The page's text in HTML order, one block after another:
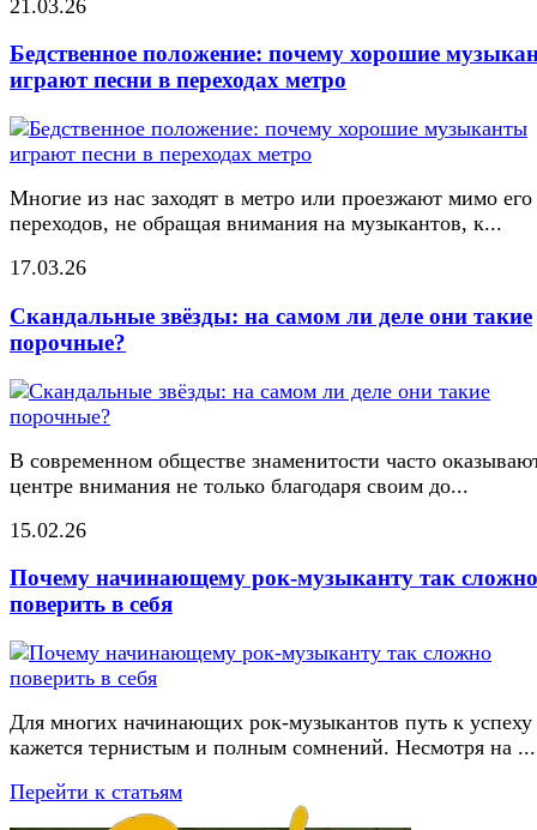
21.03.26
Бедственное положение: почему хорошие
играют песни в переходах метро
Многие из нас заходят в метро или проезжают мимо его
переходов, не обращая внимания на музыкантов, к...
17.03.26
Скандальные звёзды: на самом ли деле они такие
порочные?
В современном обществе знаменитости часто
центре внимания не только благодаря своим до...
15.02.26
Почему начинающему рок-музыканту так сложно
поверить в себя
Для многих начинающих рок-музыкантов путь к успеху
кажется тернистым и полным сомнений. Несмотря на ...
Перейти к статьям